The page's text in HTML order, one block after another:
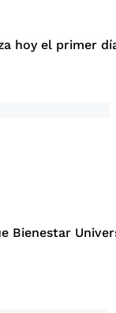
hoy el primer
Bienestar